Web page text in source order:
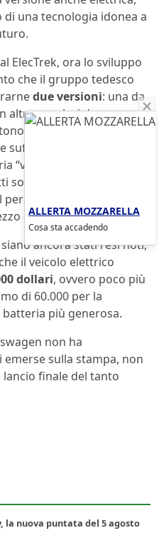
di una tecnologia idonea a
ElecTrek, ora lo sviluppo
che il gruppo tedesco
due versioni: una da
altre parole, i due van
rispettivamente di
sufficienti per gite fuori
“van-life”. I viaggio di
solitamente in modo
per più giorni,
ogni volta che serve.
ancora stati resi noti,
il veicolo elettrico
dollari, ovvero poco più
di 60.000 per la
più generosa.
non ha
sulla stampa, non
finale del tanto
la nuova puntata del 5 agosto
ALLERTA MOZZARELLA
Cosa sta accadendo